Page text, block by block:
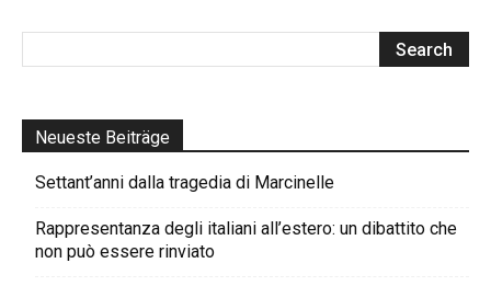
Neueste Beiträge
Settant’anni dalla tragedia di Marcinelle
Rappresentanza degli italiani all’estero: un dibattito che
non può essere rinviato